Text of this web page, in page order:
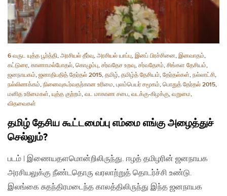
6 வருட யுத்த பூர்த்தி, அரசியல் தீர்வு, அரசியல் யாப்பு, இனப் பிரச்சினை, இனவாதம்,
கட்டுரை, காணாமல்போதல், கொழும்பு, சர்வதேச உறவு, சர்வதேசம், சிங்கள தேசியம்,
ஜனநாயகம், ஜனாதிபதித் தேர்தல் 2015, தமிழ், தமிழ்த் தேசியம், தேர்தல்கள், நல்லாட்சி,
நல்லிணக்கம், நினைவுகூர்வதற்கான உரிமை, புலம்பெயர் சமூகம், பொதுத் தேர்தல் 2015,
மனித உரிமைகள், யுத்த குற்றம், வட மாகாண சபை, வடக்கு-கிழக்கு, வறுமை,
விதவைகள்
தமிழ் தேசிய கூட்டமைப்பு எம்மை எங்கு அழைத்துச்
செல்லும்?
படம் | இணையதளமொன்றிலிருந்து. ஈழத் தமிழரின் ஜனநாயக
அரசியலுக்கு நீண்டதொரு வரலாற்றுத் தொடர்ச்சி உண்டு.
இலங்கை சுதந்திரமடைந்த காலத்திலிருந்து இந்த ஜனநாயக